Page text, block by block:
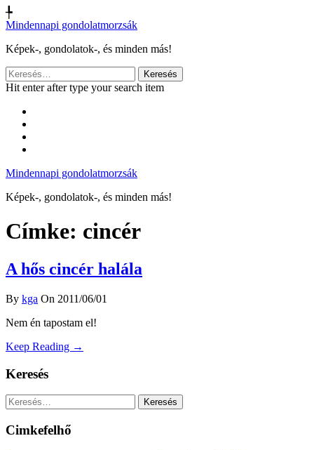
╄
Mindennapi gondolatmorzsák
Képek-, gondolatok-, és minden más!
Keresés:
Hit enter after type your search item
Mindennapi gondolatmorzsák
Képek-, gondolatok-, és minden más!
Címke: cincér
A hős cincér halála
By kga On 2011/06/01
Nem én tapostam el!
Keep Reading →
Keresés
Keresés:
Cimkefelhő